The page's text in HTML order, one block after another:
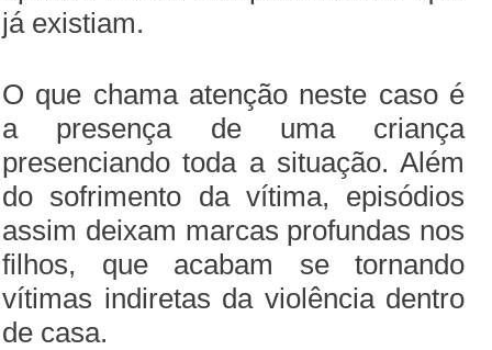
já existiam.
O que chama atenção neste caso é
a presença de uma criança
presenciando toda a situação. Além
do sofrimento da vítima, episódios
assim deixam marcas profundas nos
filhos, que acabam se tornando
vítimas indiretas da violência dentro
de casa.